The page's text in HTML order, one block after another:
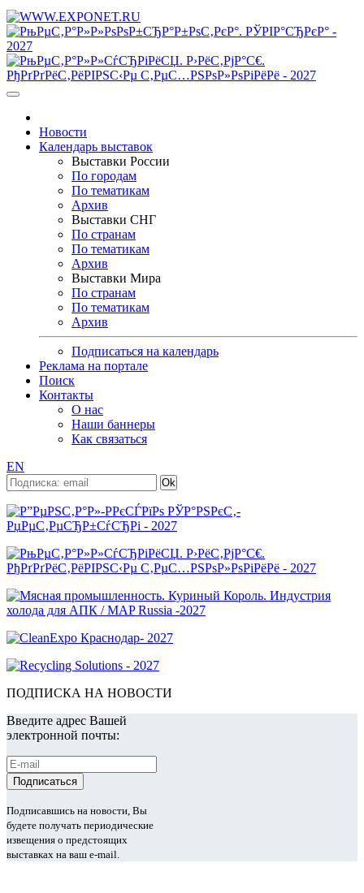
Новости
Календарь выставок
Выставки России
По городам
По тематикам
Архив
Выставки СНГ
По странам
По тематикам
Архив
Выставки Мира
По странам
По тематикам
Архив
Подписаться на календарь
Реклама на портале
Поиск
Контакты
О нас
Наши баннеры
Как связаться
EN
ПОДПИСКА НА НОВОСТИ
Введите адрес Вашей
электронной почты:
Подписавшись на новости, Вы
будете получать периодические
извещения о предстоящих
выставках на ваш e-mail.